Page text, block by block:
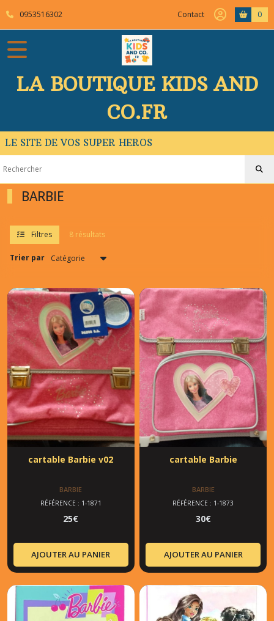
0953516302 Contact 0
LA BOUTIQUE KIDS AND
CO.FR
LE SITE DE VOS SUPER HEROS
BARBIE
Filtres 8 résultats
Trier par
cartable Barbie v02
BARBIE
RÉFÉRENCE : 1-1871
25€
AJOUTER AU PANIER
cartable Barbie
BARBIE
RÉFÉRENCE : 1-1873
30€
AJOUTER AU PANIER
Fermer
FILTRES
Tous
les
résultats